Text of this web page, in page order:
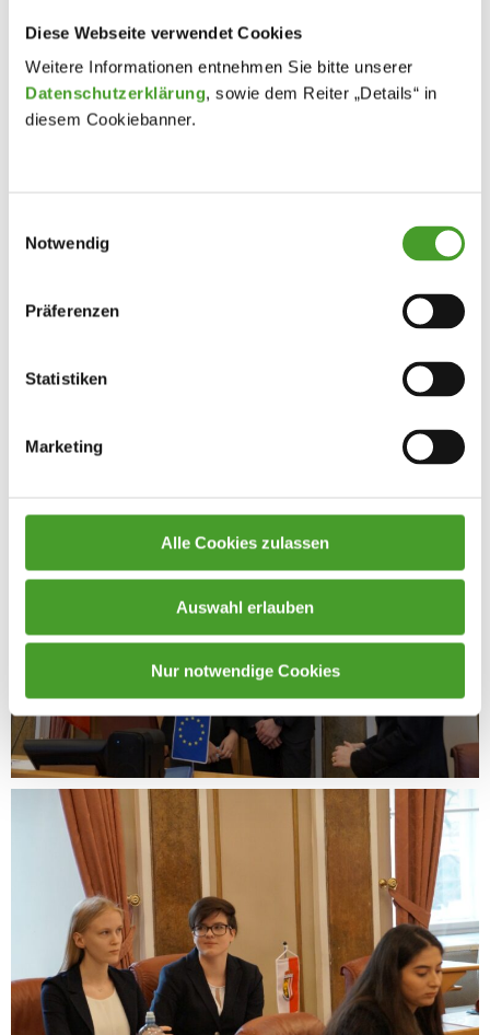
Diese Webseite verwendet Cookies
Weitere Informationen entnehmen Sie bitte unserer
Datenschutzerklärung, sowie dem Reiter „Details“ in
diesem Cookiebanner.
Notwendig
Präferenzen
Statistiken
Marketing
Alle Cookies zulassen
Auswahl erlauben
Nur notwendige Cookies